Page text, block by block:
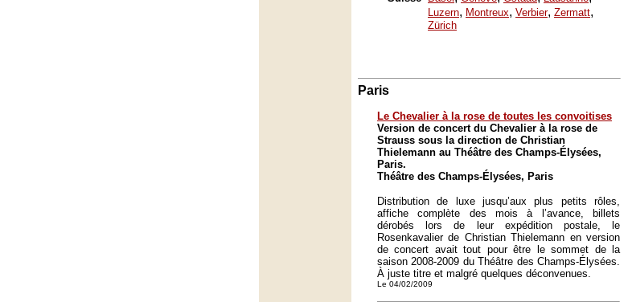
Luzern, Montreux, Verbier, Zermatt,
Zürich
Paris
Le Chevalier à la rose de toutes les convoitises
Version de concert du Chevalier à la rose de
Strauss sous la direction de Christian
Thielemann au Théâtre des Champs-Élysées,
Paris.
Théâtre des Champs-Élysées, Paris
Distribution de luxe jusqu’aux plus petits rôles,
affiche complète des mois à l’avance, billets
dérobés lors de leur expédition postale, le
Rosenkavalier de Christian Thielemann en version
de concert avait tout pour être le sommet de la
saison 2008-2009 du Théâtre des Champs-Élysées.
À juste titre et malgré quelques déconvenues.
Le 04/02/2009